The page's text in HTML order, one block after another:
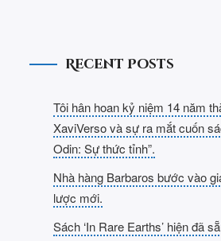
Recent Posts
Tôi hân hoan kỷ niệm 14 năm
XaviVerso và sự ra mắt cuốn
Odin: Sự thức tỉnh”.
Nhà hàng Barbaros bước vào
lược mới.
Sách ‘In Rare Earths’ hiện đã